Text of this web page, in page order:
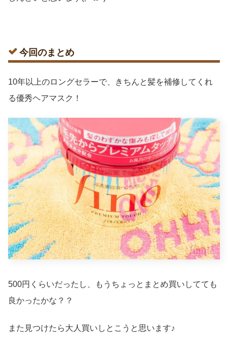
今回のまとめ
10年以上のロングセラーで、きちんと髪を補修してくれ
る優秀ヘアマスク！
500円くらいだったし、もうちょっとまとめ買いしてても
良かったかな？？
また見つけたら大人買いしとこうと思います♪